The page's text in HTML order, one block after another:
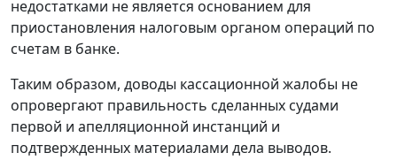
недостатками не является основанием для
приостановления налоговым органом операций по
счетам в банке.
Таким образом, доводы кассационной жалобы не
опровергают правильность сделанных судами
первой и апелляционной инстанций и
подтвержденных материалами дела выводов.